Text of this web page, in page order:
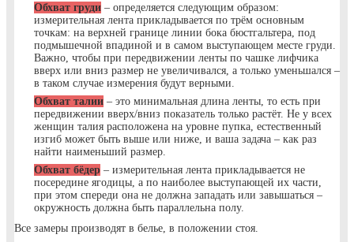
Обхват груди – определяется следующим образом:
измерительная лента прикладывается по трём основным
точкам: на верхней границе линии бока бюстгальтера, под
подмышечной впадиной и в самом выступающем месте груди.
Важно, чтобы при передвижении ленты по чашке лифчика
вверх или вниз размер не увеличивался, а только уменьшался –
в таком случае измерения будут верными.
Обхват талии – это минимальная длина ленты, то есть при
передвижении вверх/вниз показатель только растёт. Не у всех
женщин талия расположена на уровне пупка, естественный
изгиб может быть выше или ниже, и ваша задача – как раз
найти наименьший размер.
Обхват бёдер – измерительная лента прикладывается не
посередине ягодицы, а по наиболее выступающей их части,
при этом спереди она не должна западать или завышаться –
окружность должна быть параллельна полу.
Все замеры производят в белье, в положении стоя.